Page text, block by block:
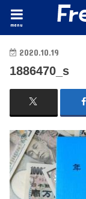
menu
2020.10.19
1886470_s